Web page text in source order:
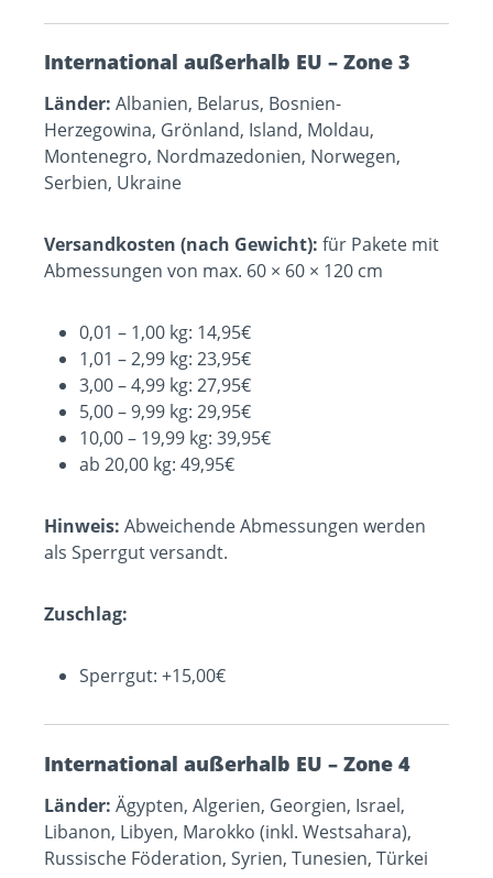
International außerhalb EU – Zone 3
Länder: Albanien, Belarus, Bosnien-
Herzegowina, Grönland, Island, Moldau,
Montenegro, Nordmazedonien, Norwegen,
Serbien, Ukraine
Versandkosten (nach Gewicht): für Pakete mit
Abmessungen von max. 60 × 60 × 120 cm
0,01 – 1,00 kg: 14,95€
1,01 – 2,99 kg: 23,95€
3,00 – 4,99 kg: 27,95€
5,00 – 9,99 kg: 29,95€
10,00 – 19,99 kg: 39,95€
ab 20,00 kg: 49,95€
Hinweis: Abweichende Abmessungen werden
als Sperrgut versandt.
Zuschlag:
Sperrgut: +15,00€
International außerhalb EU – Zone 4
Länder: Ägypten, Algerien, Georgien, Israel,
Libanon, Libyen, Marokko (inkl. Westsahara),
Russische Föderation, Syrien, Tunesien, Türkei